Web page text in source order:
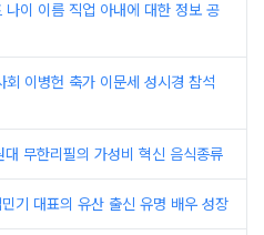
나이 이름 직업 아내에 대한 정보 공
회 이병헌 축가 이문세 성시경 참석
무한리필의 가성비 혁신 음식종류
기 대표의 유산 출신 유명 배우 성장